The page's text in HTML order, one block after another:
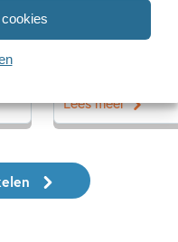
regent ganzen’
Lees meer